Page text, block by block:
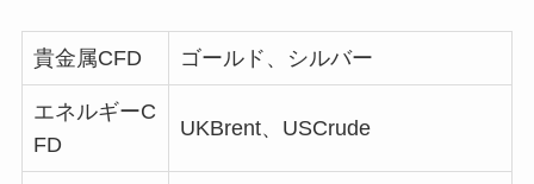
貴金属CFD ゴールド、シルバー
エネルギーC
FD
UKBrent、USCrude